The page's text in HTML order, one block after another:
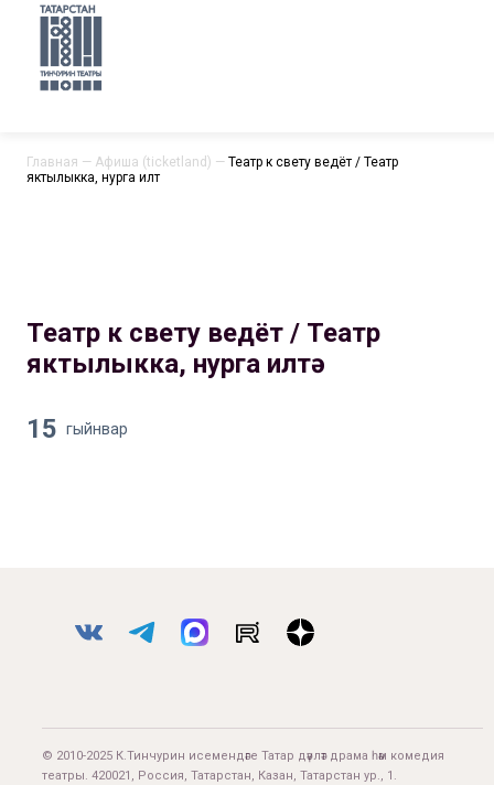
Главная — Афиша (ticketland) — Театр к свету ведёт / Театр
яктылыкка, нурга илтә
Театр к свету ведёт / Театр
яктылыкка, нурга илтә
15 гыйнвар
© 2010-2025 К.Тинчурин исемендәге Татар дәүләт драма һәм комедия
театры. 420021, Россия, Татарстан, Казан, Татарстан ур., 1.